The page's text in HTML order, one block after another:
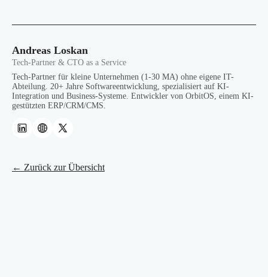
Andreas Loskan
Tech-Partner & CTO as a Service
Tech-Partner für kleine Unternehmen (1-30 MA) ohne eigene IT-
Abteilung. 20+ Jahre Softwareentwicklung, spezialisiert auf KI-
Integration und Business-Systeme. Entwickler von OrbitOS, einem KI-
gestützten ERP/CRM/CMS.
← Zurück zur Übersicht